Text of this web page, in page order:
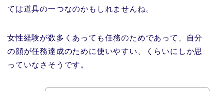
ては道具の一つなのかもしれませんね。
女性経験が数多くあっても任務のためであって、自分
の顔が任務達成のために使いやすい、くらいにしか思
っていなさそうです。